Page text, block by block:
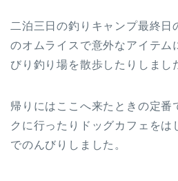
二泊三日の釣りキャンプ最終日
のオムライスで意外なアイテム
びり釣り場を散歩したりしまし
帰りにはここへ来たときの定番
クに行ったりドッグカフェをは
でのんびりしました。